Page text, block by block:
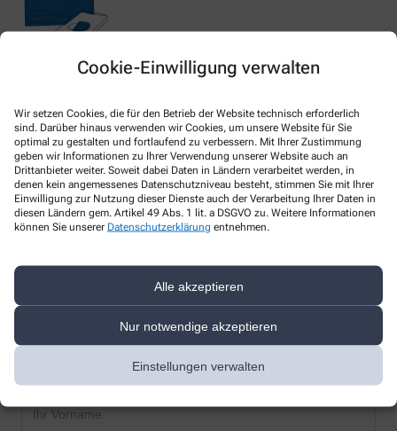
Cookie-Einwilligung verwalten
Wir setzen Cookies, die für den Betrieb der Website technisch erforderlich
sind. Darüber hinaus verwenden wir Cookies, um unsere Website für Sie
optimal zu gestalten und fortlaufend zu verbessern. Mit Ihrer Zustimmung
geben wir Informationen zu Ihrer Verwendung unserer Website auch an
Drittanbieter weiter. Soweit dabei Daten in Ländern verarbeitet werden, in
denen kein angemessenes Datenschutzniveau besteht, stimmen Sie mit Ihrer
Einwilligung zur Nutzung dieser Dienste auch der Verarbeitung Ihrer Daten in
diesen Ländern gem. Artikel 49 Abs. 1 lit. a DSGVO zu. Weitere Informationen
können Sie unserer Datenschutzerklärung entnehmen.
Alle akzeptieren
Nur notwendige akzeptieren
Einstellungen verwalten
Wenn Sie einen Ausweis über die Befreiung der gesetzlichen
Zuzahlung haben, können wir diese Info speichern und Sie
müssen Ihren Ausweis nicht immer vorzeigen.
Kundenkarte beantragen
Jetzt schnell und einfach online beantragen und beim nächsten
Vorname *